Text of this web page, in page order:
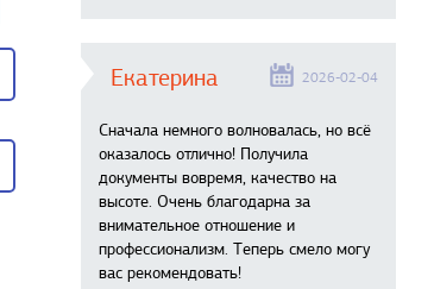
Екатерина 2026-02-04
Сначала немного волновалась, но всё
оказалось отлично! Получила
документы вовремя, качество на
высоте. Очень благодарна за
внимательное отношение и
профессионализм. Теперь смело могу
вас рекомендовать!